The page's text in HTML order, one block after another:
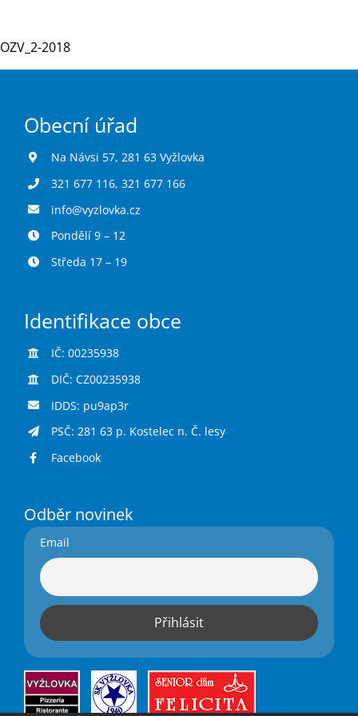
Hlášení závad
OZV_2-2018
Obecní úřad
Na Návsi 57, 281 63 Vyžlovka
321 677 116, 321 677 166
info@vyzlovka.cz
Pondělí 9 – 12
Středa 17 – 19
Identifikace obce
IČ: 00235938
DIČ: CZ00235938
IDDS: pu9ap3r
PSČ: 281 63 p. Kostelec n. Č. lesy
Facebook
Odběr novinek
Email